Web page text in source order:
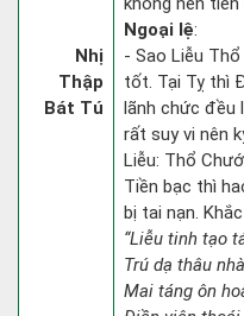
Nhị
Thập
Bát Tú
Ngoại lệ:
- Sao Liễu
tốt. Tại Tỵ thì
lãnh chức đều
rất suy vi nên
Liễu: Thổ
Tiền bạc thì
bị tai nạn.
“Liễu tinh tạo
Trú dạ thâu
Mai táng ôn